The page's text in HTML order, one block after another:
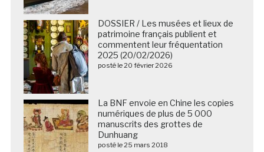
DOSSIER / Les musées et lieux de
patrimoine français publient et
commentent leur fréquentation
2025 (20/02/2026)
posté le 20 février 2026
La BNF envoie en Chine les copies
numériques de plus de 5 000
manuscrits des grottes de
Dunhuang
posté le 25 mars 2018